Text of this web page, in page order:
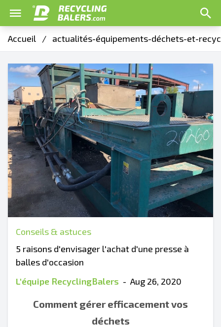
Accueil / actualités-équipements-déchets-et-
Conseils & astuces
5 raisons d'envisager l'achat d'une presse à
balles d'occasion
L'équipe RecyclingBalers - Aug 26, 2020
Comment gérer efficacement vos
déchets